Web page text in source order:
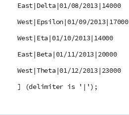
East|Delta|01/08/2013|14000
West|Epsilon|01/09/2013|17000
West|Eta|01/10/2013|14000
East|Beta|01/11/2013|20000
West|Theta|01/12/2013|23000
] (delimiter is '|');